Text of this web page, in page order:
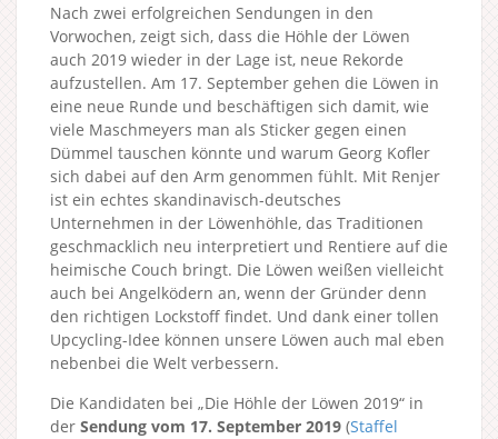
Nach zwei erfolgreichen Sendungen in den
Vorwochen, zeigt sich, dass die Höhle der Löwen
auch 2019 wieder in der Lage ist, neue Rekorde
aufzustellen. Am 17. September gehen die Löwen in
eine neue Runde und beschäftigen sich damit, wie
viele Maschmeyers man als Sticker gegen einen
Dümmel tauschen könnte und warum Georg Kofler
sich dabei auf den Arm genommen fühlt. Mit Renjer
ist ein echtes skandinavisch-deutsches
Unternehmen in der Löwenhöhle, das Traditionen
geschmacklich neu interpretiert und Rentiere auf die
heimische Couch bringt. Die Löwen weißen vielleicht
auch bei Angelködern an, wenn der Gründer denn
den richtigen Lockstoff findet. Und dank einer tollen
Upcycling-Idee können unsere Löwen auch mal eben
nebenbei die Welt verbessern.
Die Kandidaten bei „Die Höhle der Löwen 2019“ in
der Sendung vom 17. September 2019 (Staffel